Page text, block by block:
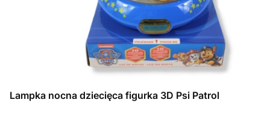
Lampka nocna dziecięca figurka 3D Psi Patrol